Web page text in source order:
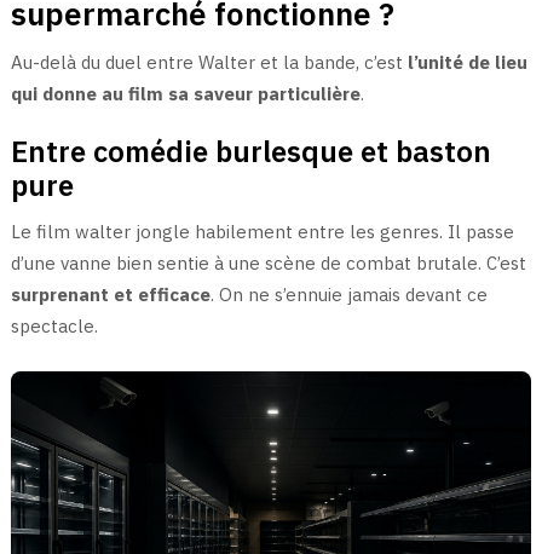
supermarché fonctionne ?
Au-delà du duel entre Walter et la bande, c’est l’unité de lieu
qui donne au film sa saveur particulière.
Entre comédie burlesque et baston
pure
Le film walter jongle habilement entre les genres. Il passe
d’une vanne bien sentie à une scène de combat brutale. C’est
surprenant et efficace. On ne s’ennuie jamais devant ce
spectacle.